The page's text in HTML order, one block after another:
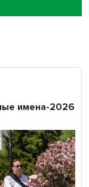
имена-2026